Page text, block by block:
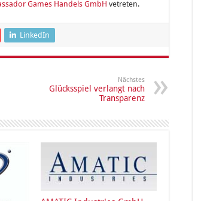
Games Handels GmbH vetreten.
LinkedIn
Nächstes
Glücksspiel verlangt nach
Transparenz